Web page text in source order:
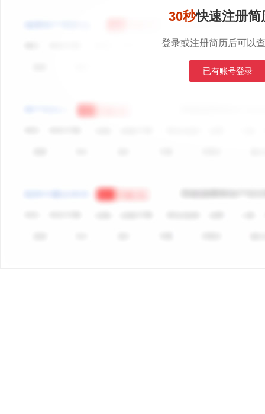
30秒快速注册简
登录或注册简历后可以
已有账号登录